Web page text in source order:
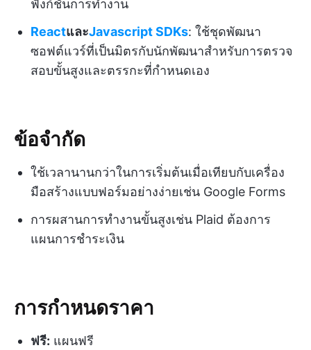
ฟังก์ชันการทำงาน
ReactและJavascript SDKs: ใช้ชุดพัฒนา
ซอฟต์แวร์ที่เป็นมิตรกับนักพัฒนาสำหรับการตรวจ
สอบขั้นสูงและตรรกะที่กำหนดเอง
ข้อจำกัด
ใช้เวลานานกว่าในการเริ่มต้นเมื่อเทียบกับเครื่อง
มือสร้างแบบฟอร์มอย่างง่ายเช่น Google Forms
การผสานการทำงานขั้นสูงเช่น Plaid ต้องการ
แผนการชำระเงิน
การกำหนดราคา
ฟรี: แผนฟรี